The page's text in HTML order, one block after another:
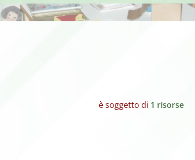
è soggetto di 1 risorse